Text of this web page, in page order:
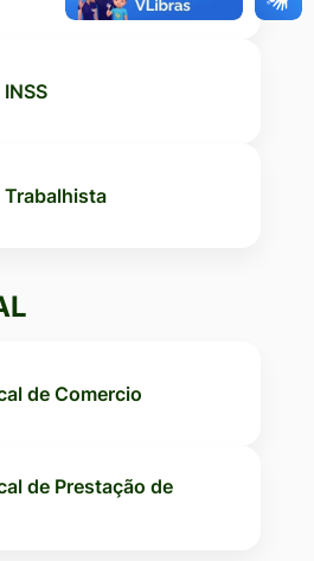
de Comercio
de Prestação de